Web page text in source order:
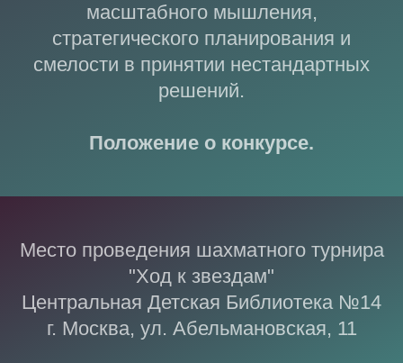
масштабного мышления,
стратегического планирования и
смелости в принятии нестандартных
решений.
Положение о конкурсе.
Место проведения шахматного турнира
"Ход к звездам"
Центральная Детская Библиотека №14
г. Москва, ул. Абельмановская, 11